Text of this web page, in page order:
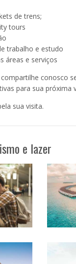
de trens;
tours
trabalho e estudo
áreas e serviços
conosco
para sua próxima
sua visita.
e lazer